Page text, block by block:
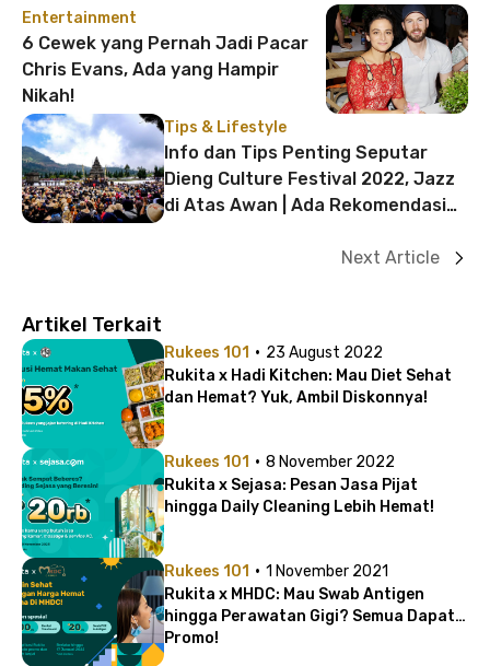
Entertainment
6 Cewek yang Pernah Jadi Pacar
Chris Evans, Ada yang Hampir
Nikah!
Tips & Lifestyle
Info dan Tips Penting Seputar
Dieng Culture Festival 2022, Jazz
di Atas Awan | Ada Rekomendasi
Next Article
Artikel Terkait
Rukees 101 · 23 August 2022
Rukita x Hadi Kitchen: Mau Diet Sehat
dan Hemat? Yuk, Ambil Diskonnya!
Rukees 101 · 8 November 2022
Rukita x Sejasa: Pesan Jasa Pijat
hingga Daily Cleaning Lebih Hemat!
Rukees 101 · 1 November 2021
Rukita x MHDC: Mau Swab Antigen
hingga Perawatan Gigi? Semua Dapat
Promo!